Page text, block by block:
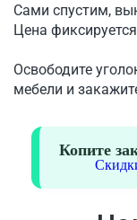
Сами спустим,
Цена
Освободите
мебели и
Копите